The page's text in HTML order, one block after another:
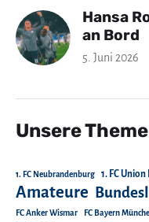
Hansa
an Bord
5. Juni 2026
Unsere
1. FC Neubrandenburg 1. FC
Amateure
FC Anker Wismar FC Bayern